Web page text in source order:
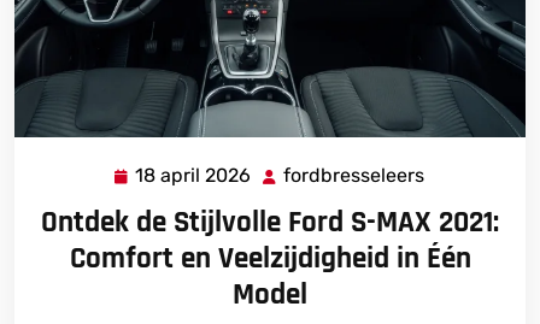
18 april 2026 18
april
2026
fordbresseleers
Ontdek de Stijlvolle Ford S-MAX 2021:
Comfort en Veelzijdigheid in Één
Model